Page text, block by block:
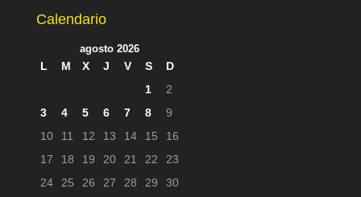
Calendario
agosto 2026
L M X J V S
D
1
2
3
4 5 6 7 8
9
10
11 12 13 14 15
16
17
18 19 20 21 22
23
24
25 26 27 28 29
30